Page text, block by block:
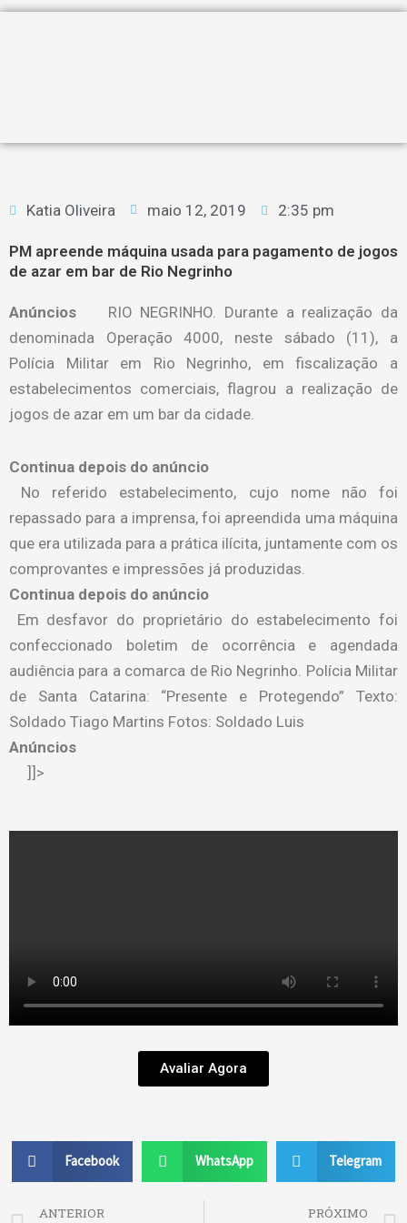
Katia Oliveira maio 12, 2019 2:35 pm
PM apreende máquina usada para pagamento de jogos
de azar em bar de Rio Negrinho
Anúncios
RIO NEGRINHO. Durante a realização da
denominada Operação 4000, neste sábado (11), a
Polícia Militar em Rio Negrinho, em fiscalização a
estabelecimentos comerciais, flagrou a realização de
jogos de azar em um bar da cidade.
Continua depois do anúncio
No referido estabelecimento, cujo nome não foi
repassado para a imprensa, foi apreendida uma máquina
que era utilizada para a prática ilícita, juntamente com os
comprovantes e impressões já produzidas.
Continua depois do anúncio
Em desfavor do proprietário do estabelecimento foi
confeccionado boletim de ocorrência e agendada
audiência para a comarca de Rio Negrinho. Polícia Militar
de Santa Catarina: “Presente e Protegendo” Texto:
Soldado Tiago Martins Fotos: Soldado Luis
Anúncios
]]>
Avaliar Agora
Facebook WhatsApp Telegram
Prev
ANTERIOR PRÓXIMO